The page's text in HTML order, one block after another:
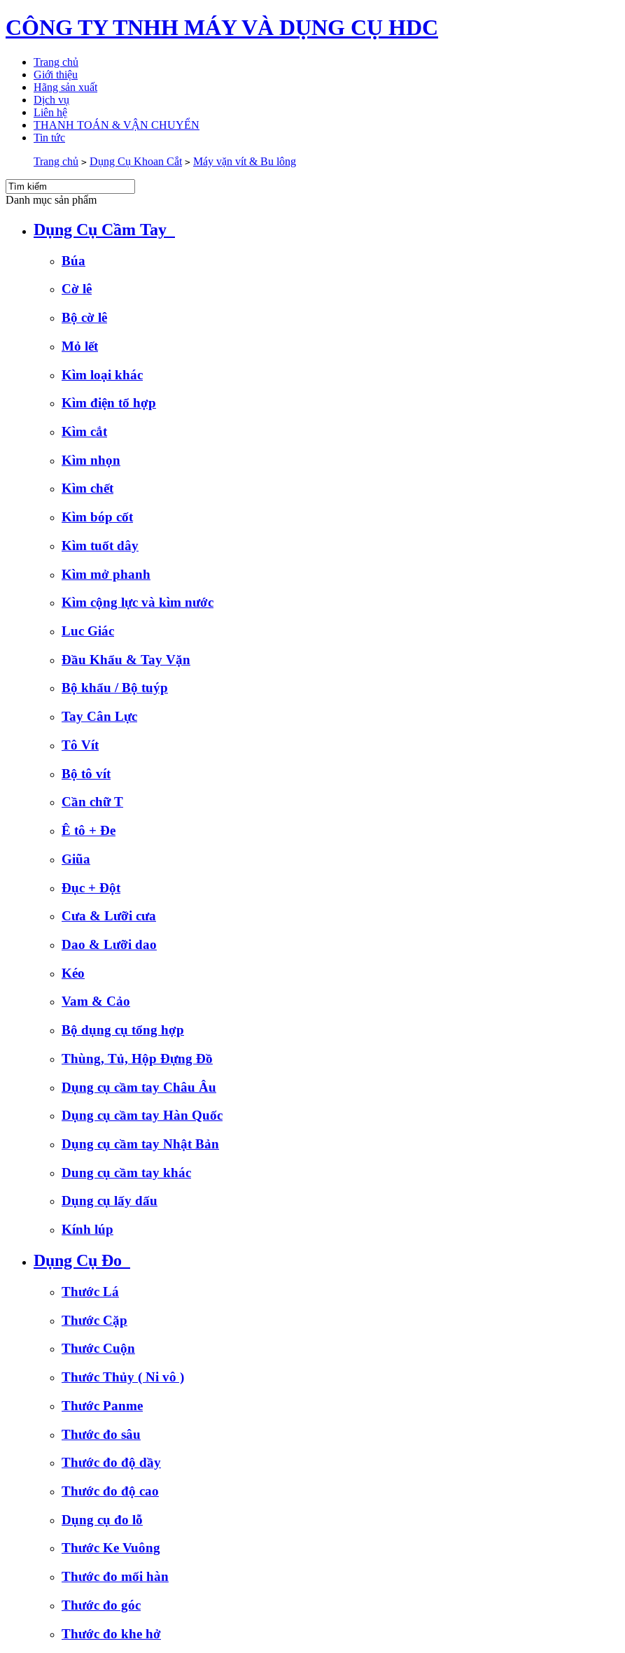
CÔNG TY TNHH MÁY VÀ DỤNG CỤ HDC
Trang chủ
Giới thiệu
Hãng sản xuất
Dịch vụ
Liên hệ
THANH TOÁN & VẬN CHUYỂN
Tin tức
Trang chủ > Dụng Cụ Khoan Cắt > Máy vặn vít & Bu lông
Danh mục sản phẩm
Dụng Cụ Cầm Tay
Búa
Cờ lê
Bộ cờ lê
Mỏ lết
Kìm loại khác
Kìm điện tổ hợp
Kìm cắt
Kìm nhọn
Kìm chết
Kìm bóp cốt
Kìm tuốt dây
Kìm mở phanh
Kìm cộng lực và kìm nước
Luc Giác
Đầu Khẩu & Tay Vặn
Bộ khẩu / Bộ tuýp
Tay Cân Lực
Tô Vít
Bộ tô vít
Cần chữ T
Ê tô + Đe
Giũa
Đục + Đột
Cưa & Lưỡi cưa
Dao & Lưỡi dao
Kéo
Vam & Cảo
Bộ dụng cụ tổng hợp
Thùng, Tủ, Hộp Đựng Đồ
Dụng cụ cầm tay Châu Âu
Dụng cụ cầm tay Hàn Quốc
Dụng cụ cầm tay Nhật Bản
Dung cụ cầm tay khác
Dụng cụ lấy dấu
Kính lúp
Dụng Cụ Đo
Thước Lá
Thước Cặp
Thước Cuộn
Thước Thủy ( Ni vô )
Thước Panme
Thước đo sâu
Thước đo độ dầy
Thước đo độ cao
Dụng cụ đo lỗ
Thước Ke Vuông
Thước đo mối hàn
Thước đo góc
Thước đo khe hở